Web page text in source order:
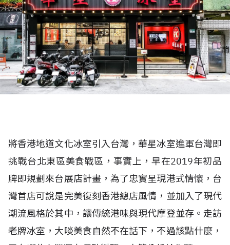
將香港地道文化冰室引入台灣，華星冰室進軍台灣即
挑戰台北東區美食戰區，事實上，早在2019年初品
牌即規劃來台展店計畫，為了忠實呈現港式情懷，台
灣首店可說是完美復刻香港總店風情，並加入了現代
潮流風格於其中，讓傳統港味與現代摩登並存。走訪
老牌冰室，大啖美食自然不在話下，不過該點什麼，